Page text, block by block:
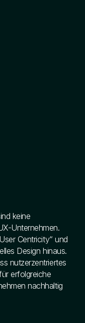
keine
Unternehmen.
Centricity“ und
Design hinaus.
nutzerzentriertes
erfolgreiche
nachhaltig